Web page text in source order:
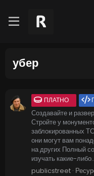
убер
ПЛАТНО
Создавайте и
Стройте у
заблокированных
они могут вам
на других Полный
изучать какие-
publicstreet